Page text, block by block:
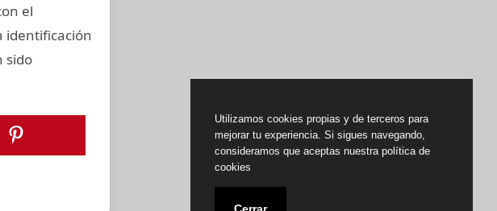
el
identificación
sido
Utilizamos cookies propias y de terceros para
mejorar tu experiencia. Si sigues navegando,
consideramos que aceptas nuestra política de
cookies